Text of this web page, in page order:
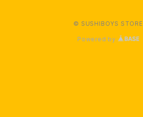
© SUSHIBOYS STORE
Powered by